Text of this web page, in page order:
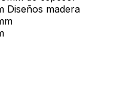
Diseños madera